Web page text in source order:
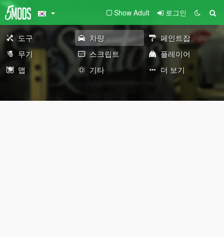
Show Adult 로그인
도구 차량
페인트잡
무기
스크립트
플레이어
맵
기타 더 보기